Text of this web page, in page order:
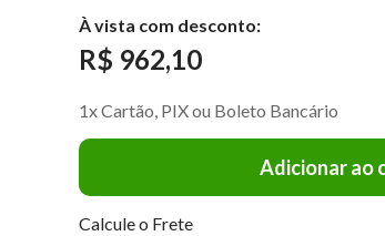
À vista com desconto:
R$ 962,10
1x Cartão, PIX ou Boleto Bancário
Adicionar ao
Calcule o Frete